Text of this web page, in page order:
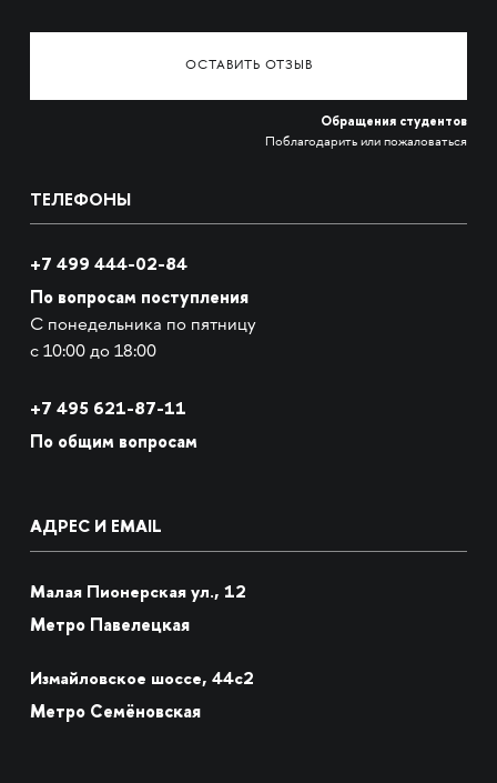
ОСТАВИТЬ ОТЗЫВ
Обращения студентов
Поблагодарить или пожаловаться
ТЕЛЕФОНЫ
+7 499 444-02-84
По вопросам поступления
С понедельника по пятницу
с 10:00 до 18:00
+7 495 621-87-11
По общим вопросам
АДРЕС И EMAIL
Малая Пионерская ул., 12
Метро Павелецкая
Измайловское шоссе, 44с2
Метро Семёновская